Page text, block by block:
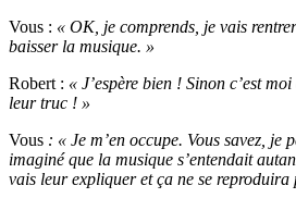
Vous : « OK, je comprends, je vais
baisser la musique. »
Robert : « J’espère bien ! Sinon c’est
leur truc ! »
Vous : « Je m’en occupe. Vous savez, je
imaginé que la musique s’entendait
vais leur expliquer et ça ne se reproduira